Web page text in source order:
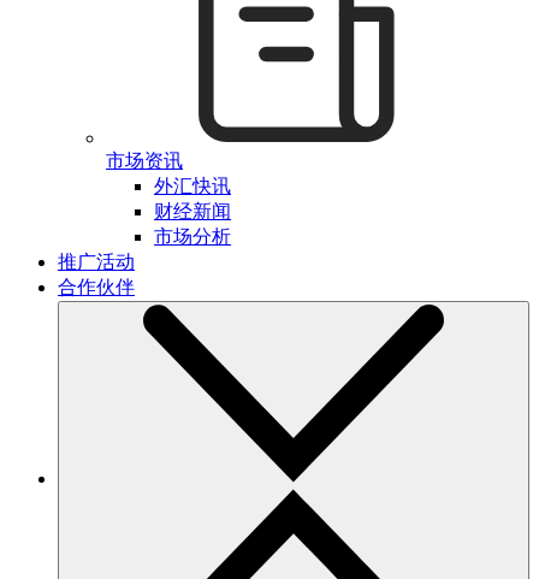
市场资讯
外汇快讯
财经新闻
市场分析
推广活动
合作伙伴